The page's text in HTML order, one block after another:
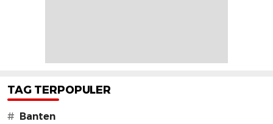
TAG TERPOPULER
# Banten